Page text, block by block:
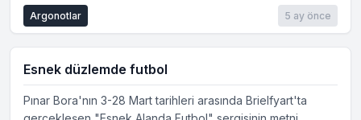
5 ay önce
Argonotlar
Esnek düzlemde futbol
Pınar Bora'nın 3-28 Mart tarihleri arasında Brielfyart'ta